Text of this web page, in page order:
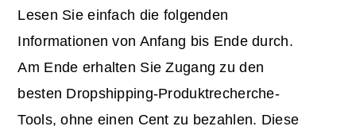
Lesen Sie einfach die folgenden
Informationen von Anfang bis Ende durch.
Am Ende erhalten Sie Zugang zu den
besten Dropshipping-Produktrecherche-
Tools, ohne einen Cent zu bezahlen. Diese